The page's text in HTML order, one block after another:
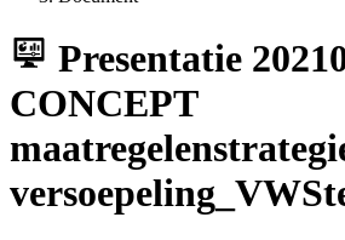
Presentatie
CONCEPT